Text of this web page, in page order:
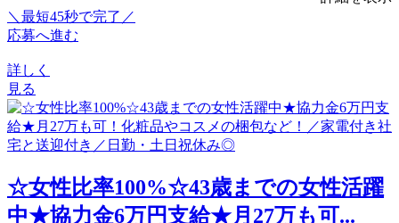
＼最短45秒で完了／
応募へ進む
詳しく
見る
☆女性比率100%☆43歳までの女性活躍
中★協力金6万円支給★月27万も可...